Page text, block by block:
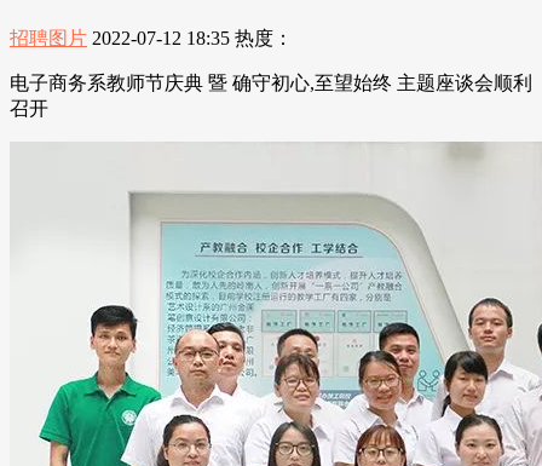
招聘图片 2022-07-12 18:35 热度：
电子商务系教师节庆典 暨 确守初心,至望始终 主题座谈会顺利
召开